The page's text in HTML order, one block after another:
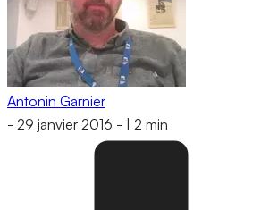
Antonin Garnier
- 29 janvier 2016 - 2 min